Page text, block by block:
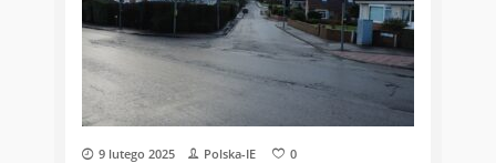
9 lutego 2025 Polska-IE 0